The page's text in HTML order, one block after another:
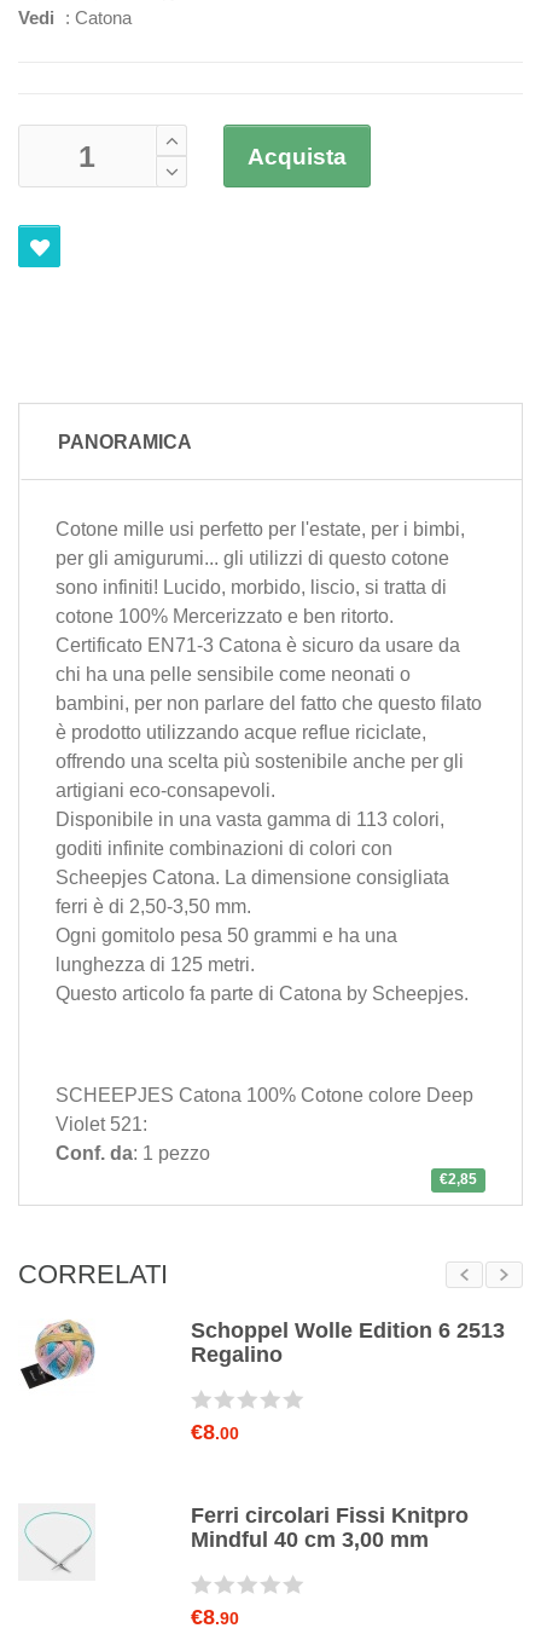
Vedi
: Catona
Acquista
PANORAMICA
Cotone mille usi perfetto per l'estate, per i bimbi,
per gli amigurumi... gli utilizzi di questo cotone
sono infiniti! Lucido, morbido, liscio, si tratta di
cotone 100% Mercerizzato e ben ritorto.
Certificato EN71-3 Catona è sicuro da usare da
chi ha una pelle sensibile come neonati o
bambini, per non parlare del fatto che questo filato
è prodotto utilizzando acque reflue riciclate,
offrendo una scelta più sostenibile anche per gli
artigiani eco-consapevoli.
Disponibile in una vasta gamma di 113 colori,
goditi infinite combinazioni di colori con
Scheepjes Catona. La dimensione consigliata
ferri è di 2,50-3,50 mm.
Ogni gomitolo pesa 50 grammi e ha una
lunghezza di 125 metri.
Questo articolo fa parte di Catona by Scheepjes.
SCHEEPJES Catona 100% Cotone colore Deep
Violet 521:
Conf. da: 1 pezzo
€2,85
CORRELATI
Schoppel Wolle Edition 6 2513
Regalino
€8.00
Ferri circolari Fissi Knitpro
Mindful 40 cm 3,00 mm
€8.90